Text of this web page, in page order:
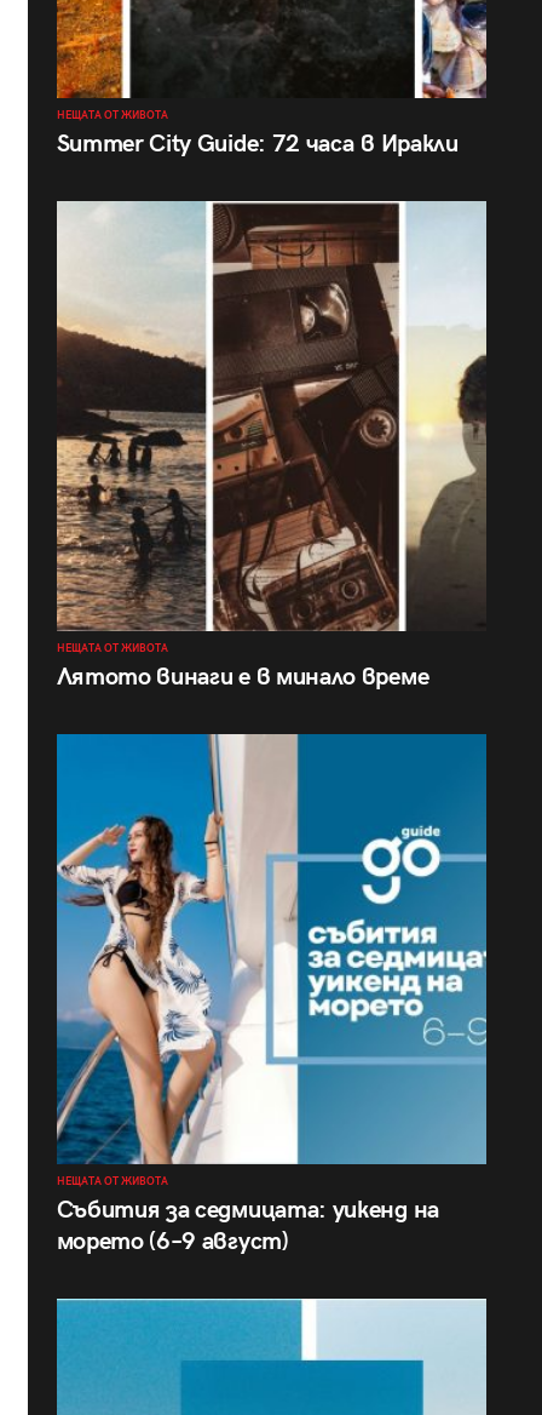
НЕЩАТА ОТ ЖИВОТА
Summer City Guide: 72 часа в Иракли
НЕЩАТА ОТ ЖИВОТА
Лятото винаги е в минало време
НЕЩАТА ОТ ЖИВОТА
Събития за седмицата: уикенд на
морето (6–9 август)